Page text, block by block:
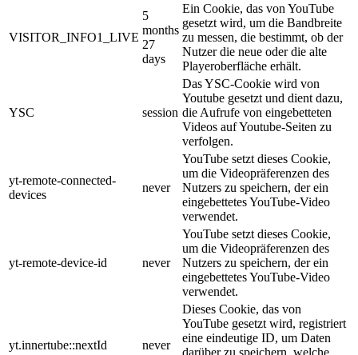
VISITOR_INFO1_LIVE
5
months
27
days
Ein Cookie, das von YouTube
gesetzt wird, um die Bandbreite
zu messen, die bestimmt, ob der
Nutzer die neue oder die alte
Playeroberfläche erhält.
YSC session
Das YSC-Cookie wird von
Youtube gesetzt und dient dazu,
die Aufrufe von eingebetteten
Videos auf Youtube-Seiten zu
verfolgen.
yt-remote-connected-
devices
never
YouTube setzt dieses Cookie,
um die Videopräferenzen des
Nutzers zu speichern, der ein
eingebettetes YouTube-Video
verwendet.
yt-remote-device-id never
YouTube setzt dieses Cookie,
um die Videopräferenzen des
Nutzers zu speichern, der ein
eingebettetes YouTube-Video
verwendet.
yt.innertube::nextId never
Dieses Cookie, das von
YouTube gesetzt wird, registriert
eine eindeutige ID, um Daten
darüber zu speichern, welche